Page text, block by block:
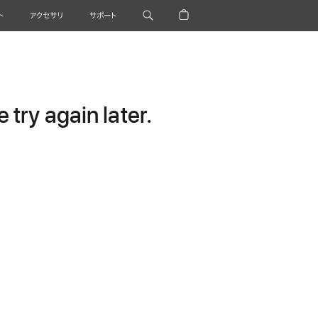
アクセサリ サポート
try again later.